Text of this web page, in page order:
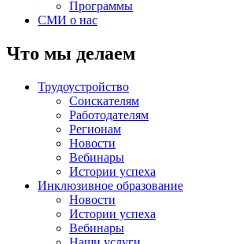
Программы
СМИ о нас
Что мы делаем
Трудоустройство
Соискателям
Работодателям
Регионам
Новости
Вебинары
Истории успеха
Инклюзивное образование
Новости
Истории успеха
Вебинары